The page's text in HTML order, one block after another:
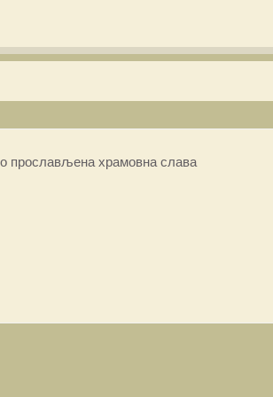
прослављена храмовна слава